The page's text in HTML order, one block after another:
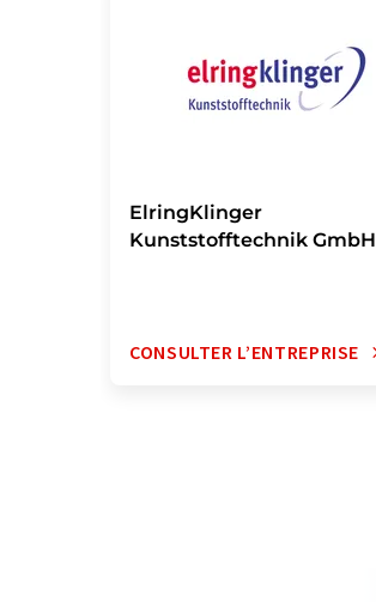
ElringKlinger
Kunststofftechnik GmbH
CONSULTER L’ENTREPRISE